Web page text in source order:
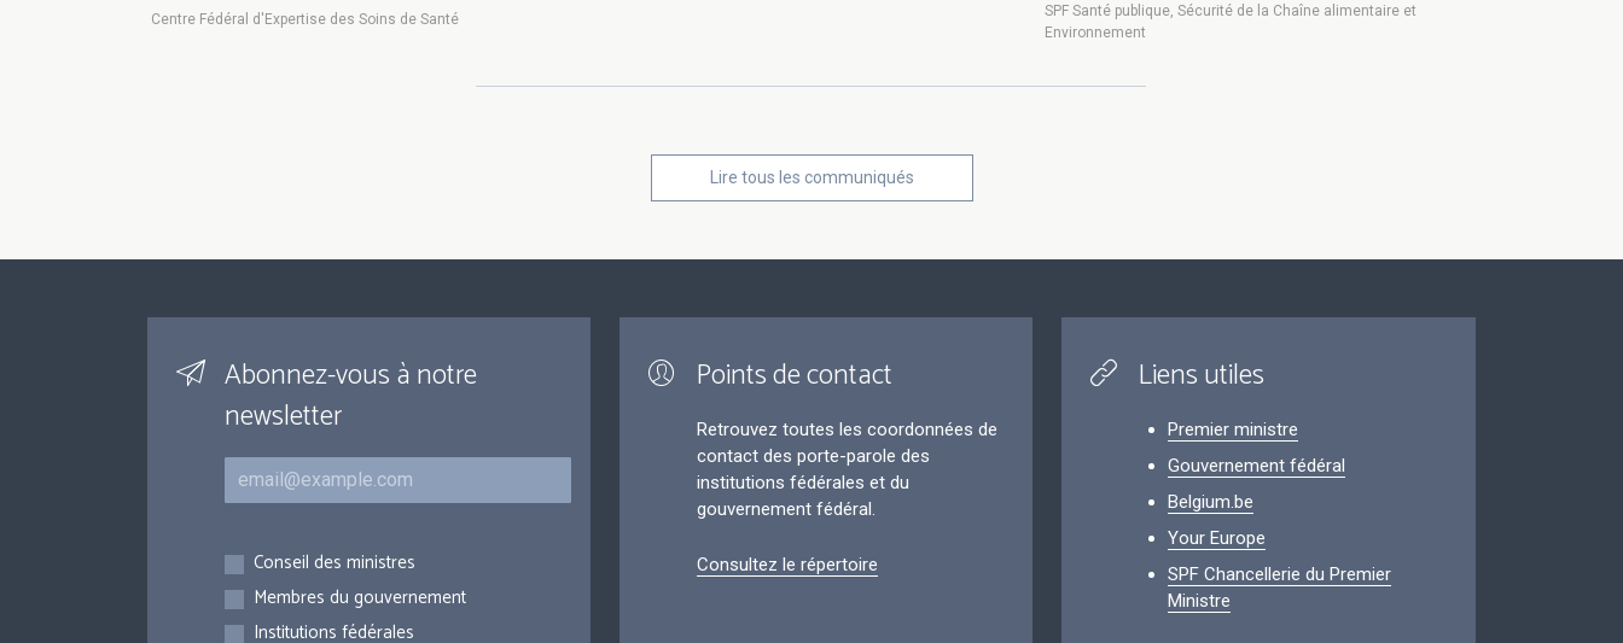
Centre Fédéral d'Expertise des Soins de Santé
SPF Santé publique, Sécurité de la Chaîne alimentaire et
Environnement
Lire tous les communiqués
Abonnez-vous à notre
newsletter
Courriel
Inscriptions
Conseil des ministres
Membres du gouvernement
Institutions fédérales
Points de contact
Retrouvez toutes les coordonnées de
contact des porte-parole des
institutions fédérales et du
gouvernement fédéral.
Consultez le répertoire
Liens utiles
Premier ministre
Gouvernement fédéral
Belgium.be
Your Europe
SPF Chancellerie du Premier
Ministre